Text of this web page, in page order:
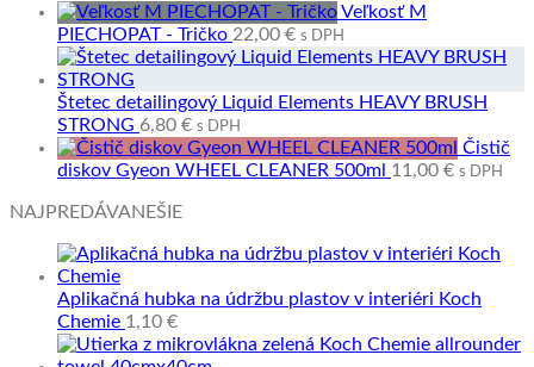
Veľkosť M
PIECHOPAT - Tričko 22,00 € s DPH
Štetec detailingový Liquid Elements HEAVY BRUSH
STRONG 6,80 € s DPH
Čistič
diskov Gyeon WHEEL CLEANER 500ml 11,00 € s DPH
NAJPREDÁVANEŠIE
Aplikačná hubka na údržbu plastov v interiéri Koch
Chemie 1,10 €